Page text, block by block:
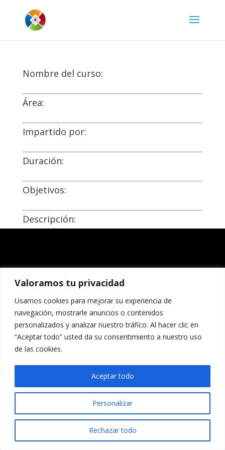
Valoramos tu privacidad
Usamos cookies para mejorar su experiencia de
navegación, mostrarle anuncios o contenidos
personalizados y analizar nuestro tráfico. Al hacer clic en
“Aceptar todo” usted da su consentimiento a nuestro uso
de las cookies.
Personalizar
Rechazar todo
Aceptar todo
Nombre del curso:
Área:
Impartido por:
Duración:
Objetivos:
Descripción: